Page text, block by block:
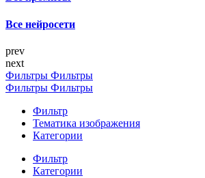
Все нейросети
prev
next
Фильтры Фильтры
Фильтры Фильтры
Фильтр
Тематика изображения
Категории
Фильтр
Категории